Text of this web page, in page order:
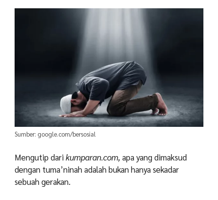
Sumber: google.com/bersosial
Mengutip darikumparan.com, apa yang dimaksud
dengan tuma’ninah adalah bukan hanya sekadar
sebuah gerakan.